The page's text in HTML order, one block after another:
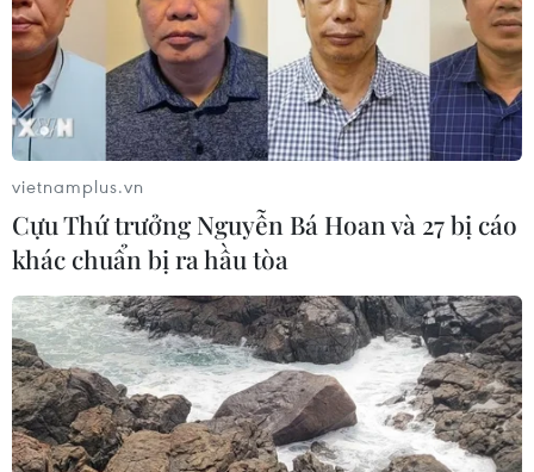
vietnamplus.vn
Cựu Thứ trưởng Nguyễn Bá Hoan và 27 bị cáo
khác chuẩn bị ra hầu tòa